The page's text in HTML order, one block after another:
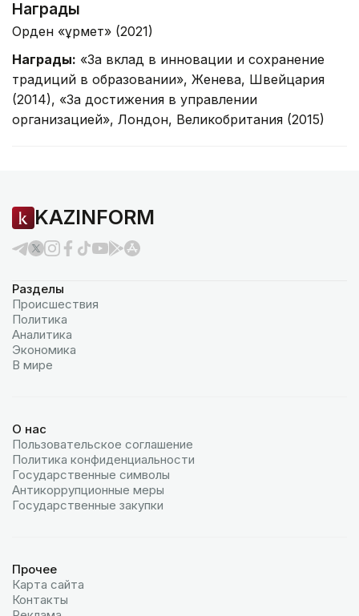
Награды
Орден «Құрмет» (2021)
Награды: «За вклад в инновации и сохранение
традиций в образовании», Женева, Швейцария
(2014), «За достижения в управлении
организацией», Лондон, Великобритания (2015)
KAZINFORM
Разделы
Происшествия
Политика
Аналитика
Экономика
В мире
О нас
Пользовательское соглашение
Политика конфиденциальности
Государственные символы
Антикоррупционные меры
Государственные закупки
Прочее
Карта сайта
Контакты